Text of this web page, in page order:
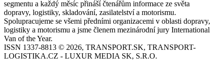
segmentu a každý měsíc přináší čtenářům informace ze světa
dopravy, logistiky, skladování, zasilatelství a motorismu.
Spolupracujeme se všemi předními organizacemi v oblasti dopravy,
logistiky a motorismu a jsme členem mezinárodní jury International
Van of the Year.
ISSN 1337-8813 © 2026, TRANSPORT.SK, TRANSPORT-
LOGISTIKA.CZ - LUXUR MEDIA SK, S.R.O.